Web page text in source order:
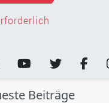
Beiträge